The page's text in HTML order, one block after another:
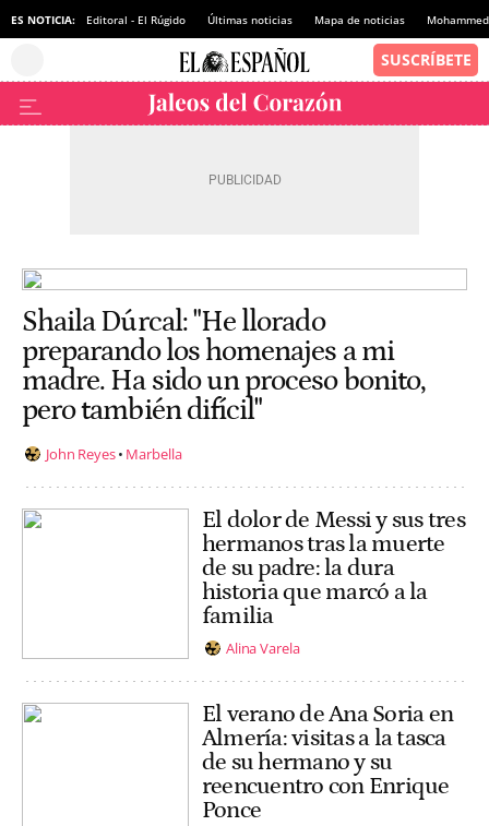
ES NOTICIA: Editoral - El Rúgido Últimas noticias Mapa de noticias
Shaila Dúrcal: "He llorado
preparando los homenajes a mi
madre. Ha sido un proceso bonito,
pero también difícil"
John Reyes Marbella
El dolor de Messi y sus tres
hermanos tras la muerte
de su padre: la dura
historia que marcó a la
familia
Alina Varela
El verano de Ana Soria en
Almería: visitas a la tasca
de su hermano y su
reencuentro con Enrique
Ponce